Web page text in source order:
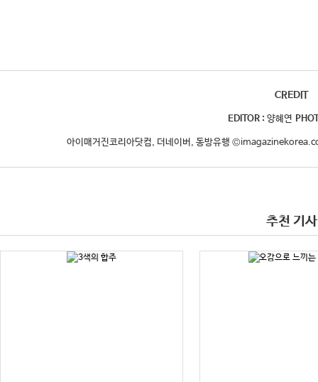
CREDIT
EDITOR : 양혜연
아이매거진코리아닷컴, 더네이버, 동방유행
추천 기사